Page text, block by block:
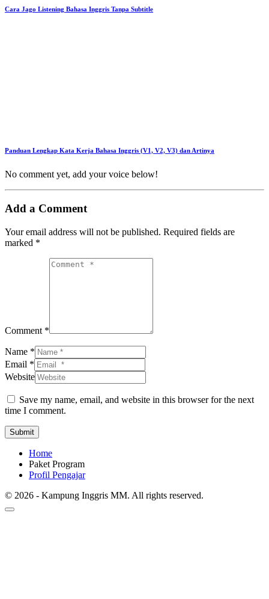
Cara Jago Listening Bahasa Inggris Tanpa Subtitle
Panduan Lengkap Kata Kerja Bahasa Inggris (V1, V2, V3) dan Artinya
No comment yet, add your voice below!
Add a Comment
Your email address will not be published. Required fields are
marked *
Comment *
Name *
Email *
Website
Save my name, email, and website in this browser for the next
time I comment.
Submit
Home
Paket Program
Profil Pengajar
© 2026 - Kampung Inggris MM. All rights reserved.